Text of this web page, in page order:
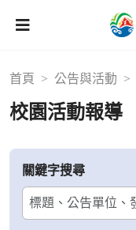
首頁 公告與活動
校園活動報導
關鍵字搜尋